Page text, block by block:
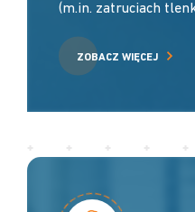
(m.in. zatruciach
ZOBACZ WIĘCEJ